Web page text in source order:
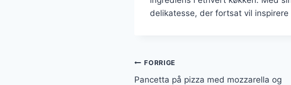
delikatesse, der fortsat vil
Indlægsnavigation
FORRIGE
Pancetta på pizza med mozzarella og